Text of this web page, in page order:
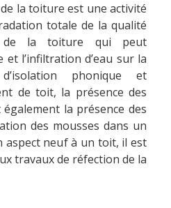
la toiture est une activité
totale de la qualité
de la toiture qui peut
l’infiltration d’eau sur la
phonique et
de toit, la présence des
la présence des
des mousses dans un
neuf à un toit, il est
travaux de réfection de la